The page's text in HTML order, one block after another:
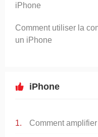
iPhone
Comment utiliser la
un iPhone
iPhone